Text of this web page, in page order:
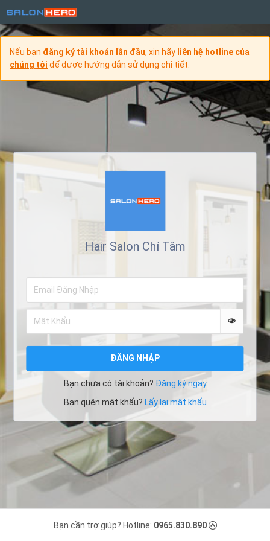
Nếu bạn đăng ký tài khoản lần đầu, xin hãy liên hệ hotline của
chúng tôi để được hướng dẫn sử dụng chi tiết.
Hair Salon Chí Tâm
ĐĂNG NHẬP
Bạn chưa có tài khoản? Đăng ký ngay
Bạn quên mật khẩu? Lấy lại mật khẩu
Bạn cần trợ giúp? Hotline: 0965.830.890